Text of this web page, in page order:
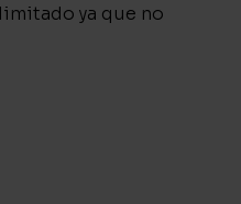
ya que no